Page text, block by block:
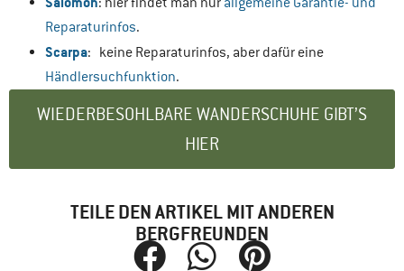
Reparaturinfos.
Scarpa: keine Reparaturinfos, aber dafür eine
Händlersuchfunktion.
WIEDERBESOHLBARE WANDERSCHUHE GIBT’S
HIER
TEILE DEN ARTIKEL MIT ANDEREN
BERGFREUNDEN